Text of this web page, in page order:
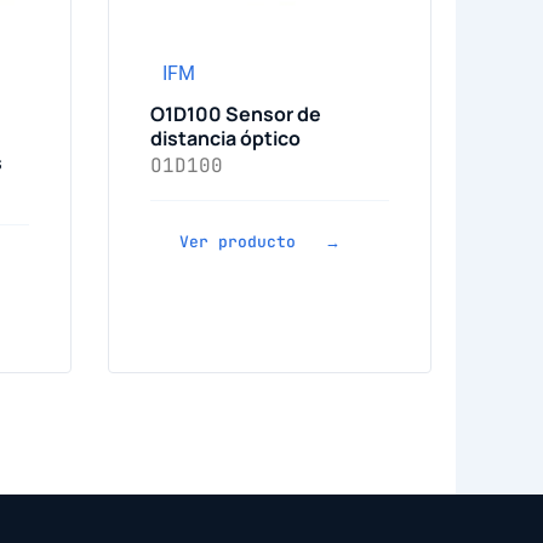
IFM
O1D100 Sensor de
distancia óptico
O1D100
Ver producto →